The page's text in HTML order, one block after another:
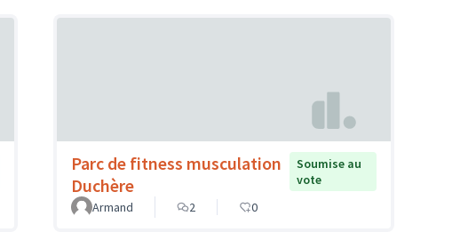
Parc de fitness musculation
Duchère
Soumise au
vote
Armand
2 0